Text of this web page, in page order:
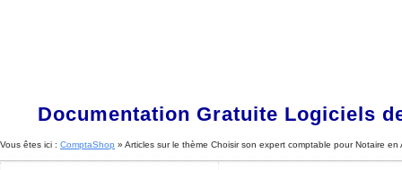
Documentation Gratuite Logiciels
Vous êtes ici : ComptaShop » Articles sur le thème Choisir son expert comptable pour Notaire en